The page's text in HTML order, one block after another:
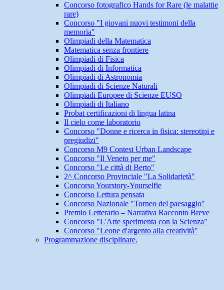
Concorso fotografico Hands for Rare (le malattie
rare)
Concorso "I giovani nuovi testimoni della
memoria"
Olimpiadi della Matematica
Matematica senza frontiere
Olimpiadi di Fisica
Olimpiadi di Informatica
Olimpiadi di Astronomia
Olimpiadi di Scienze Naturali
Olimpiadi Europee di Scienze EUSO
Olimpiadi di Italiano
Probat certificazioni di lingua latina
Il cielo come laboratorio
Concorso "Donne e ricerca in fisica: stereotipi e
pregiudizi"
Concorso M9 Contest Urban Landscape
Concorso "Il Veneto per me"
Concorso "Le città di Berto"
2^ Concorso Provinciale "La Solidarietà"
Concorso Yourstory-Yourselfie
Concorso Lettura pensata
Concorso Nazionale "Torneo del paesaggio"
Premio Letterario – Narrativa Racconto Breve
Concorso "L'Arte sperimenta con la Scienza"
Concorso "Leone d'argento alla creatività"
Programmazione disciplinare.